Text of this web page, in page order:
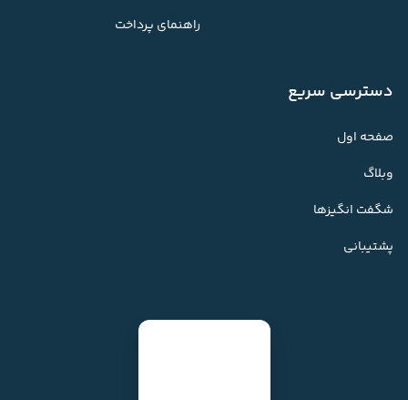
راهنمای پرداخت
دسترسی سریع
صفحه اول
وبلاگ
شگفت انگیزها
پشتیبانی